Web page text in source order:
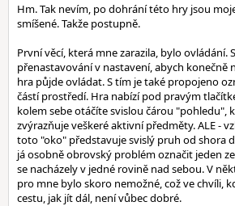
Hm. Tak nevím, po dohrání této hry jsou
smíšené. Takže postupně.
První věcí, která mne zarazila, bylo ovládání.
přenastavování v nastavení, abych konečně
hra půjde ovládat. S tím je také propojeno
částí prostředí. Hra nabízí pod pravým
kolem sebe otáčíte svislou čárou "pohledu",
zvýrazňuje veškeré aktivní předměty. ALE -
toto "oko" představuje svislý pruh od shora
já osobně obrovský problém označit jeden
se nacházely v jedné rovině nad sebou. V
pro mne bylo skoro nemožné, což ve chvíli,
cestu, jak jít dál, není vůbec dobré.